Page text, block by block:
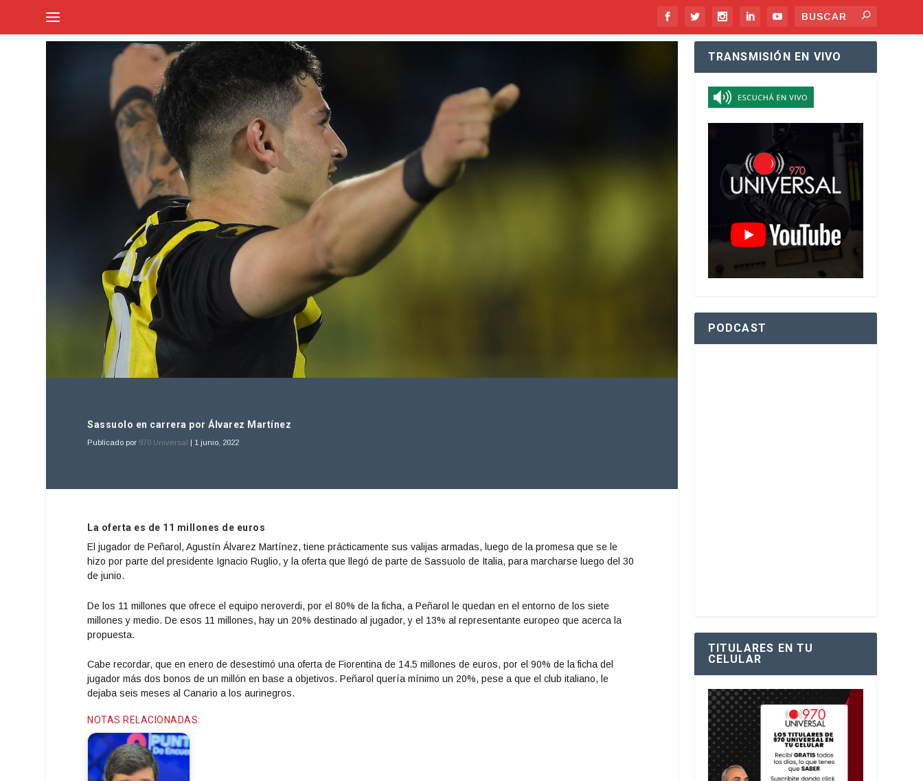
Sassuolo en carrera por Álvarez Martínez
Publicado por 970 Universal 1 junio, 2022
La oferta es de 11 millones de euros
El jugador de Peñarol, Agustín Álvarez Martínez, tiene prácticamente sus valijas armadas, luego de la promesa que se le
hizo por parte del presidente Ignacio Ruglio, y la oferta que llegó de parte de Sassuolo de Italia, para marcharse luego del 30
de junio.
De los 11 millones que ofrece el equipo neroverdi, por el 80% de la ficha, a Peñarol le quedan en el entorno de los siete
millones y medio. De esos 11 millones, hay un 20% destinado al jugador, y el 13% al representante europeo que acerca la
propuesta.
Cabe recordar, que en enero de desestimó una oferta de Fiorentina de 14.5 millones de euros, por el 90% de la ficha del
jugador más dos bonos de un millón en base a objetivos. Peñarol quería mínimo un 20%, pese a que el club italiano, le
dejaba seis meses al Canario a los aurinegros.
NOTAS RELACIONADAS:
TRANSMISIÓN EN VIVO
PODCAST
TITULARES EN TU
CELULAR